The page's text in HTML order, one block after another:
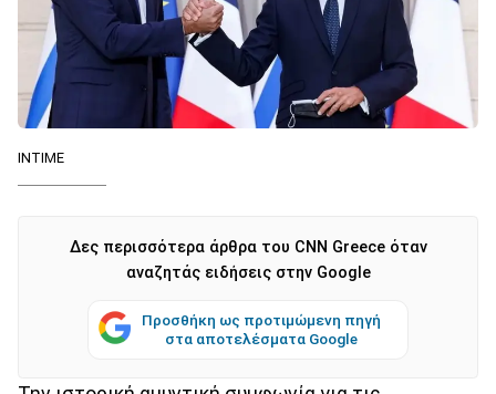
ΙΝΤΙΜΕ
Δες περισσότερα άρθρα του CNN Greece όταν
αναζητάς ειδήσεις στην Google
Προσθήκη ως προτιμώμενη πηγή
στα αποτελέσματα Google